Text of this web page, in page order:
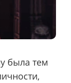
была тем